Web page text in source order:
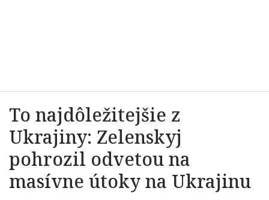
To najdôležitejšie z
Ukrajiny: Zelenskyj
pohrozil odvetou na
masívne útoky na Ukrajinu